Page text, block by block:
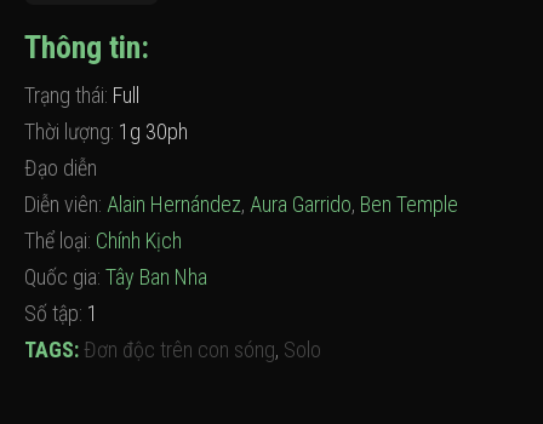
Thông tin:
Trạng thái: Full
Thời lượng: 1g 30ph
Đạo diễn
Diễn viên: Alain Hernández, Aura Garrido, Ben Temple
Thể loại: Chính Kịch
Quốc gia: Tây Ban Nha
Số tập: 1
TAGS: Đơn độc trên con sóng, Solo